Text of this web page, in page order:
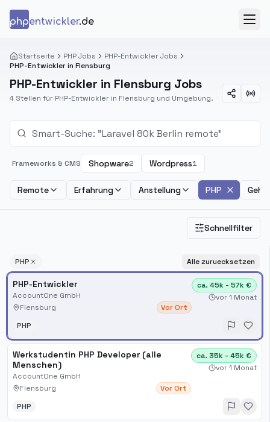
phpentwickler.de
Startseite PHP Jobs
PHP-Entwickler Jobs
PHP-Entwickler in Flensburg
PHP-Entwickler in Flensburg Jobs
4 Stellen für PHP-Entwickler in Flensburg und Umgebung.
Frameworks & CMS Shopware2 Wordpress1
Remote Erfahrung Anstellung PHP
Schnellfilter
PHP Alle zuruecksetzen
PHP-Entwickler
AccountOne GmbH
Flensburg
Vor Ort
ca. 45k - 57k €
vor 1 Monat
PHP
Werkstudentin PHP Developer (alle
Menschen)
AccountOne GmbH
Flensburg
Vor Ort
ca. 35k - 45k €
vor 1 Monat
PHP